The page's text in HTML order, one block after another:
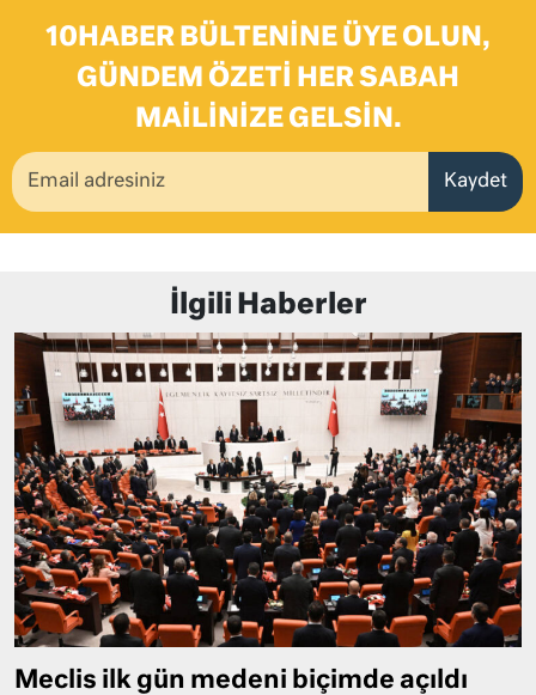
10HABER BÜLTENINE ÜYE OLUN,
GÜNDEM ÖZETI HER SABAH
MAILINIZE GELSIN.
Kaydet
İlgili Haberler
Meclis ilk gün medeni biçimde açıldı